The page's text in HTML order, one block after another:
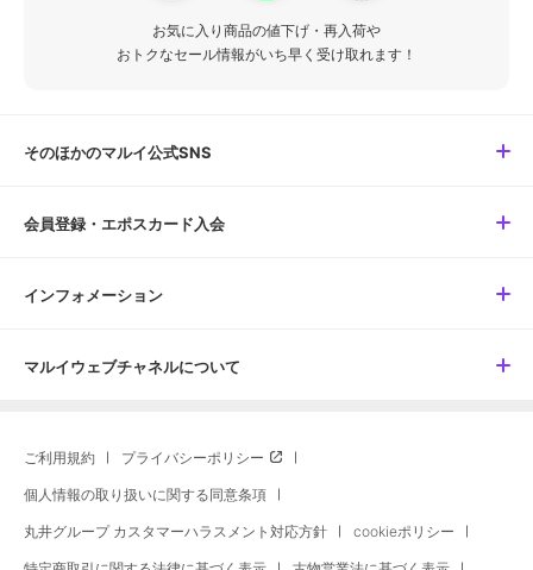
お気に入り商品の値下げ・再入荷や
おトクなセール情報がいち早く受け取れます！
そのほかのマルイ公式SNS
会員登録・エポスカード入会
インフォメーション
マルイウェブチャネルについて
ご利用規約 プライバシーポリシー
個人情報の取り扱いに関する同意条項
丸井グループ カスタマーハラスメント対応方針 cookieポリシー